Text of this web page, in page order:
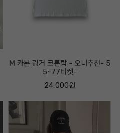
M 카본 링거 코튼탑 - 오너추천- 5
5~77타켓-
24,000원